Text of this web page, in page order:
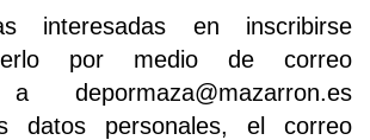
interesadas en inscribirse
por medio de correo
depormaza@mazarron.es
datos personales, el correo